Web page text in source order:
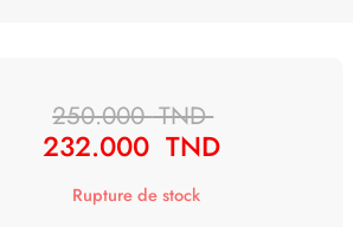
250.000TND
232.000 TND
Rupture de stock